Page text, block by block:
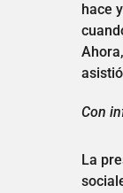
hace
Con
La